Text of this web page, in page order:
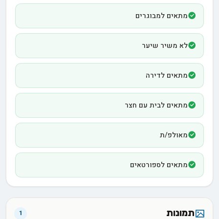
מתאים למבוגרים
לא משיר שיער
מתאים לדירה
מתאים לבית עם חצר
מאולפ/ת
מתאים לספורטאים
תמונות 1